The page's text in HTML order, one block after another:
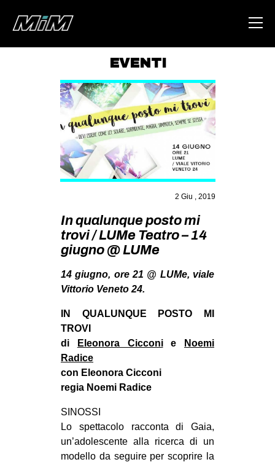
ABOUT
AREA
DEGENERAZIONE
GAZA FREESTYLE
CSOA LAMBRETTA
MSM
STUDENTI TSUNAMI
ZAM
MILANO
SPORT POPOLARE
MOVIMENTI
AMBIENTE
DIRITTO ALL’ABITARE
GENERI
EVENTI
2 Giu , 2019
In qualunque posto mi
trovi / LUMe Teatro – 14
giugno @ LUMe
14 giugno, ore 21 @ LUMe, viale
Vittorio Veneto 24.
IN QUALUNQUE POSTO MI
TROVI
di
Eleonora Cicconie
Noemi
Radice
con Eleonora Cicconi
regia Noemi Radice
SINOSSI
Lo spettacolo racconta di Gaia,
un’adolescente alla ricerca di un
modello da seguire per scoprire la